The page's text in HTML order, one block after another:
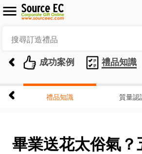
成功案例 禮品知識
禮品知識 質量認
畢業送花太俗氣？